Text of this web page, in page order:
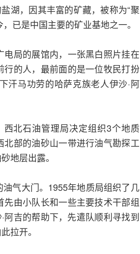
湖，因其丰富的矿藏，被称为“聚
已是中国主要的矿业基地之一。
局的展馆内，一张黑白照片挂在
的人，最前面的是一位牧民打扮
汗马功劳的哈萨克族老人伊沙·阿
北石油管理局决定组织3个地质
部的油砂山一带进行油气勘探工
地层出露。
气大门。1955年地质局组织了几
由小队长和一些主要技术干部组
阿吉的帮助下，先遣队顺利寻找到
拉开。